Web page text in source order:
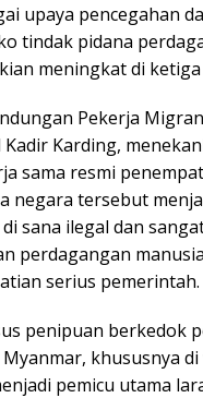
upaya pencegahan
tindak pidana
meningkat di
Pekerja
Kadir Karding,
sama resmi
negara tersebut
sana ilegal dan
perdagangan
serius pemerintah.
penipuan berkedok
khususnya di
pemicu utama